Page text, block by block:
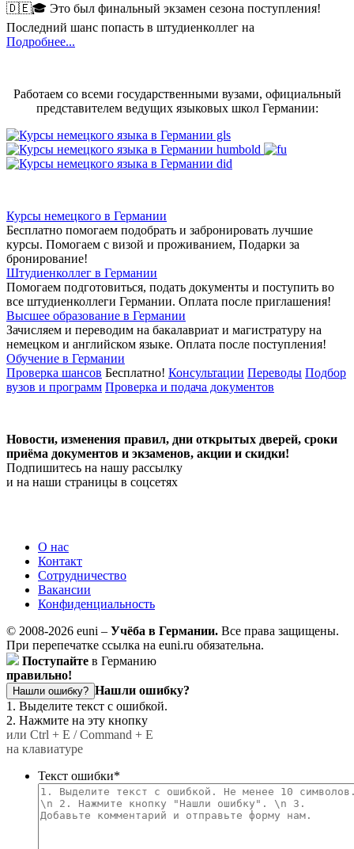
🇩🇪🎓 Это был финальный экзамен сезона поступления!
Последний шанс попасть в штудиенколлег на
Подробнее...
Работаем со всеми государственными вузами, официальный
представителем ведущих языковых школ Германии:
Курсы немецкого в Германии
Бесплатно помогаем подобрать и забронировать лучшие
курсы. Помогаем с визой и проживанием, Подарки за
бронирование!
Штудиенколлег в Германии
Помогаем подготовиться, подать документы и поступить во
все штудиенколлеги Германии. Оплата после приглашения!
Высшее образование в Германии
Зачисляем и переводим на бакалавриат и магистратуру на
немецком и английском языке. Оплата после поступления!
Обучение в Германии
Проверка шансов Бесплатно! Консультации Переводы Подбор
вузов и программ Проверка и подача документов
Новости, изменения правил, дни открытых дверей, сроки
приёма документов и экзаменов, акции и скидки!
Подпишитесь на нашу рассылку
и на наши страницы в соцсетях
О нас
Контакт
Сотрудничество
Вакансии
Конфиденциальность
© 2008-2026 euni – Учёба в Германии. Все права защищены.
При перепечатке ссылка на euni.ru обязательна.
Поступайте в Германию
правильно!
Нашли ошибку? Нашли ошибку?
1. Выделите текст с ошибкой.
2. Нажмите на эту кнопку
или Ctrl + E / Command + E
на клавиатуре
Текст ошибки*